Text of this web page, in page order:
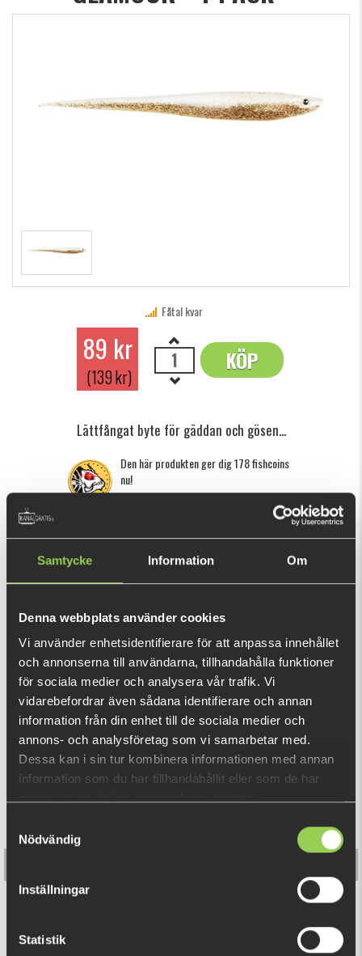
Samtycke Information Om
Denna webbplats använder cookies
Vi använder enhetsidentifierare för att anpassa innehållet
och annonserna till användarna, tillhandahålla funktioner
för sociala medier och analysera vår trafik. Vi
vidarebefordrar även sådana identifierare och annan
information från din enhet till de sociala medier och
annons- och analysföretag som vi samarbetar med.
Dessa kan i sin tur kombinera informationen med annan
information som du har tillhandahållit eller som de har
Nödvändig
Inställningar
Statistik
Fåtal kvar
89 kr
(139 kr)
KÖP
OK
Lättfångat byte för gäddan och gösen...
Den här produkten ger dig 178 fishcoins
nu!
Vad är detta?
INFORMATION SPECIFIKATION
Shiver 22 har profilen och utseendet av en nors, vilken är en
vibrerande och darrande stjärt är Shiver 22 det perfekta
gummibetet för en subtil presentation i kallt vatten eller i
vatten med hårt fisketryck. Suverän till pelagiskt
prickskytte. Pröva den också på en magnum-dropshot-rigg
om du spinnfiskar gädda och gös!
VISA MER
REKOMMENDERADE PRODUKTER